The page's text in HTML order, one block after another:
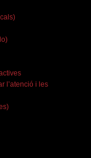
l’atenció i les